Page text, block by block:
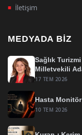
■ İletişim
MEDYADA BIZ
Sağlık Turizmi
Milletvekili
17 TEM 2026
Hasta Monitör
10 TEM 2026